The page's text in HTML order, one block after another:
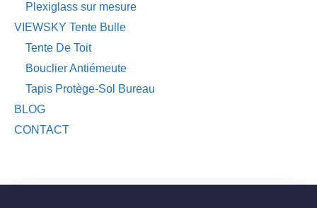
Plexiglass sur mesure
VIEWSKY Tente Bulle
Tente De Toit
Bouclier Antiémeute
Tapis Protège-Sol Bureau
BLOG
CONTACT